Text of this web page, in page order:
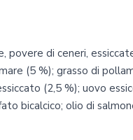
di ceneri,
(5 %); grasso di
(2,5 %); uovo
bicalcico; olio di